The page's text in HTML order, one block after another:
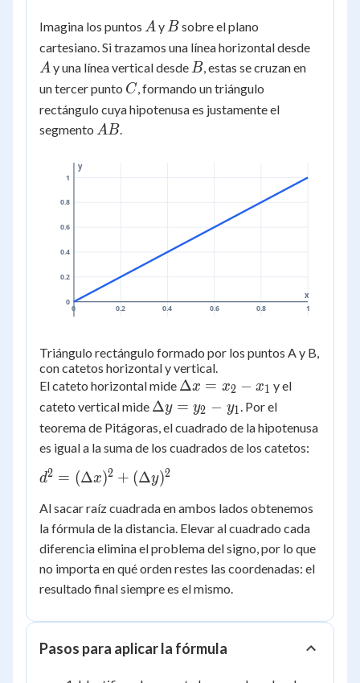
Imagina los puntos A
Ay B
Bsobre el plano
cartesiano. Si trazamos una línea horizontal desde
Ay una línea vertical desde B
B, estas se cruzan en
un tercer punto C
C, formando un triángulo
rectángulo cuya hipotenusa es justamente el
segmento AB
AB.
0 0.2 0.4 0.6 0.8 1
0
0.2
0.4
0.6
0.8
1
x
y
Triángulo rectángulo formado por los puntos A y B,
con catetos horizontal y vertical.
El cateto horizontal mide \Delta
x =
x_2 -
x_1
Δx = x2 − x1 y el
cateto vertical mide \Delta
y =
y_2 -
Δy = y2 − y1 . Por el
teorema de Pitágoras, el cuadrado de la hipotenusa
es igual a la suma de los cuadrados de los catetos:
d^2 =
x)^2 +
(\Delta
y)^2
d2 = (Δx)2 + (Δy)2
Al sacar raíz cuadrada en ambos lados obtenemos
la fórmula de la distancia. Elevar al cuadrado cada
diferencia elimina el problema del signo, por lo que
no importa en qué orden restes las coordenadas: el
resultado final siempre es el mismo.
Pasos para aplicar la fórmula